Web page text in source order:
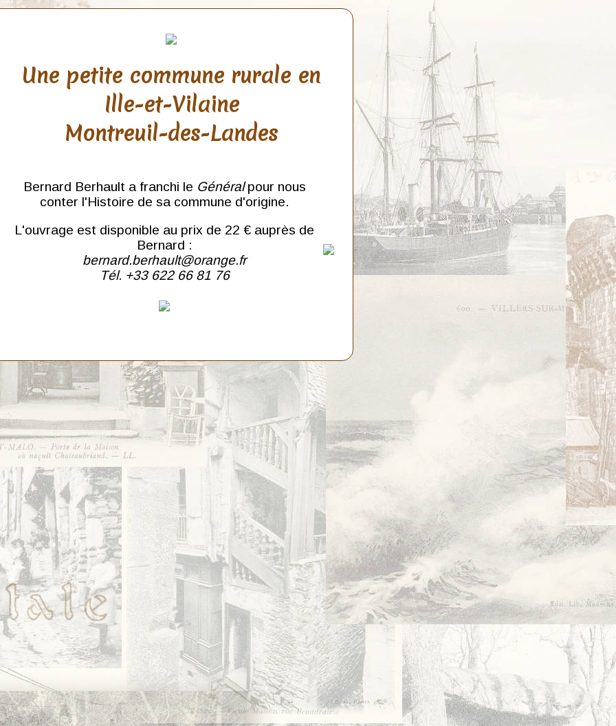
Une petite commune rurale en
Ille-et-Vilaine
Montreuil-des-Landes
Bernard Berhault a franchi le Généralpour nous
conter l'Histoire de sa commune d'origine.
L'ouvrage est disponible au prix de 22 € auprès de
Bernard :
bernard.berhault@orange.fr
Tél. +33 622 66 81 76